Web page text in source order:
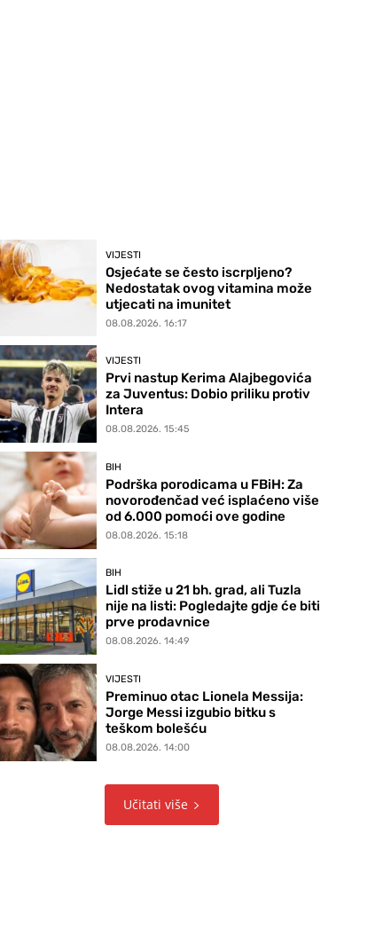
VIJESTI
Osjećate se često iscrpljeno?
Nedostatak ovog vitamina može
utjecati na imunitet
08.08.2026. 16:17
VIJESTI
Prvi nastup Kerima Alajbegovića
za Juventus: Dobio priliku protiv
Intera
08.08.2026. 15:45
BIH
Podrška porodicama u FBiH: Za
novorođenčad već isplaćeno više
od 6.000 pomoći ove godine
08.08.2026. 15:18
BIH
Lidl stiže u 21 bh. grad, ali Tuzla
nije na listi: Pogledajte gdje će biti
prve prodavnice
08.08.2026. 14:49
VIJESTI
Preminuo otac Lionela Messija:
Jorge Messi izgubio bitku s
teškom bolešću
08.08.2026. 14:00
Učitati više